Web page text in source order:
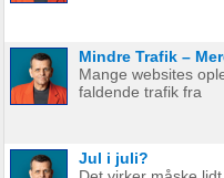
have det. Spotify vil
hopper også med på
vognen. Men…
egentlig? OK,
Mange websites
faldende trafik fra
Google. Nogle
de bare ikke ranker
Jul i juli?